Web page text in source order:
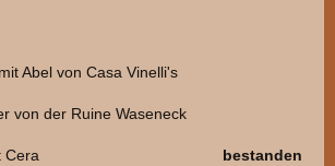
mit Abel von Casa Vinelli's
von der Ruine Waseneck
mit Cera bestanden